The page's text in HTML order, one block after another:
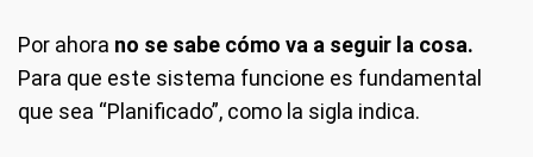
Por ahora no se sabe cómo va a seguir la cosa.
Para que este sistema funcione es fundamental
que sea “Planificado”, como la sigla indica.